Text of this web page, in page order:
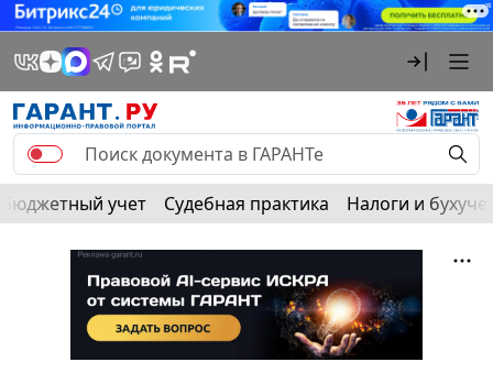
Бюджетный учет Судебная практика Налоги и